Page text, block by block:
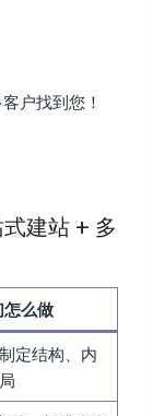
户找到您！
建站 + 多
怎么做
定结构、内